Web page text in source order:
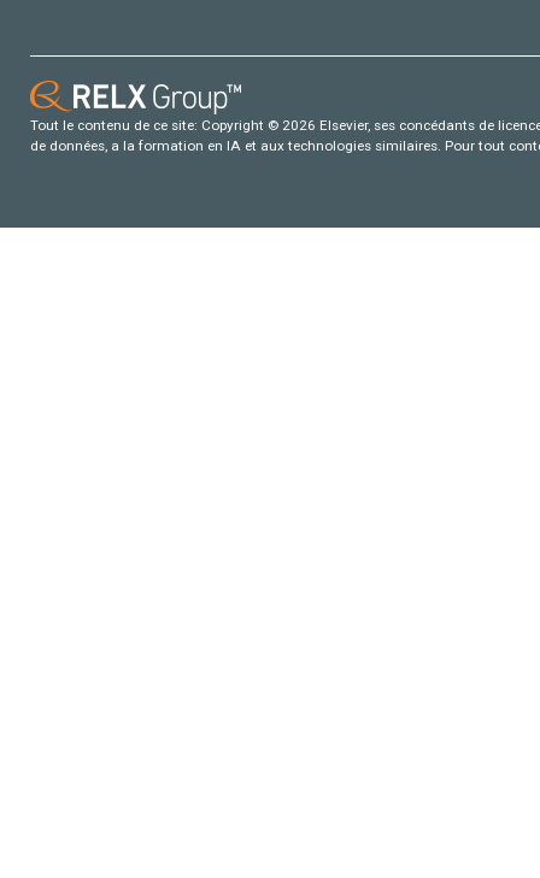
Tout le contenu de ce site: Copyright © 2026 Elsevier, ses concédants de
de données, a la formation en IA et aux technologies similaires. Pour tout